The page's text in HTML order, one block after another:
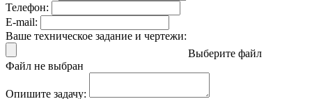
Телефон:
E-mail:
Ваше техническое задание и чертежи:
Выберите файл
Файл не выбран
Опишите задачу: